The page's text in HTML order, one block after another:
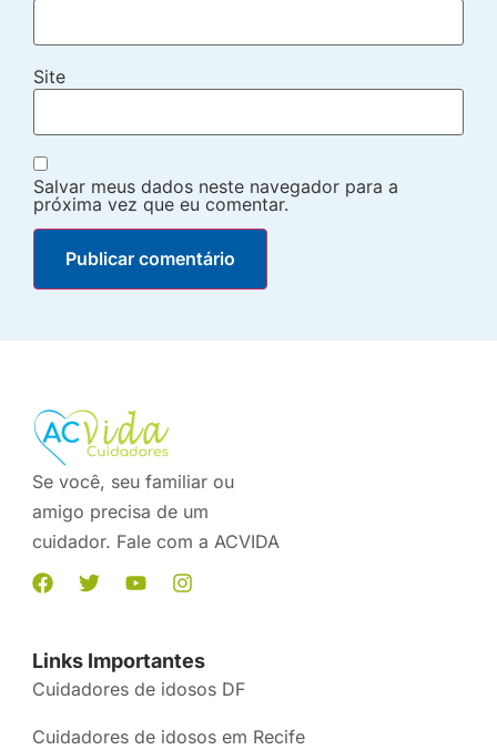
Site
Salvar meus dados neste navegador para a
próxima vez que eu comentar.
Se você, seu familiar ou
amigo precisa de um
cuidador. Fale com a ACVIDA
Links Importantes
Cuidadores de idosos DF
Cuidadores de idosos em Recife